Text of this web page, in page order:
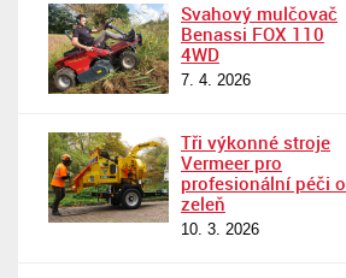
Svahový mulčovač
Benassi FOX 110
4WD
7. 4. 2026
Tři výkonné stroje
Vermeer pro
profesionální péči o
zeleň
10. 3. 2026